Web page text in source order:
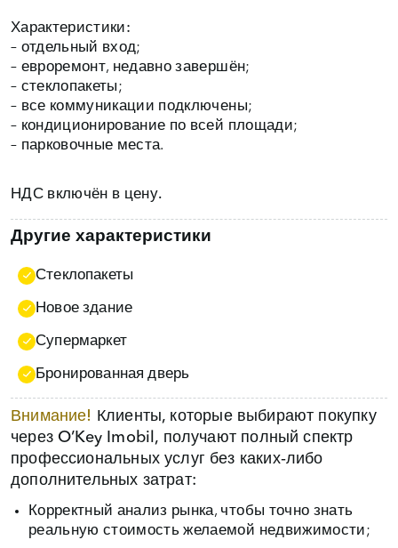
Характеристики:
– отдельный вход;
– евроремонт, недавно завершён;
– стеклопакеты;
– все коммуникации подключены;
– кондиционирование по всей площади;
– парковочные места.
НДС включён в цену.
Другие характеристики
Стеклопакеты
Новое здание
Супермаркет
Бронированная дверь
Внимание!
Клиенты, которые выбирают покупку
через O’Key Imobil, получают полный спектр
профессиональных услуг без каких‑либо
дополнительных затрат:
Корректный анализ рынка, чтобы точно знать
реальную стоимость желаемой недвижимости;